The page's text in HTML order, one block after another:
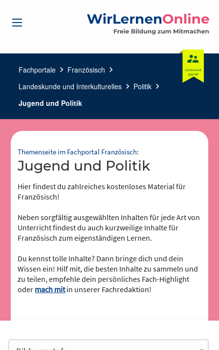
Fachportale chevron_right Französisch chevron_right
Landeskunde und Interkulturelles chevron_right Politik chevron_right
Jugend und Politik
Themenseite im Fachportal Französisch:
Jugend und Politik
Hier findest du zahlreiches kostenloses Material für
Französisch!
Neben sorgfältig ausgewählten Inhalten für jede Art von
Unterricht findest du auch kurzweilige Inhalte für
Französisch zum eigenständigen Lernen.
Du kennst tolle Inhalte? Dann bringe dich und dein
Wissen ein! Hilf mit, die besten Inhalte zu sammeln und
zu teilen, empfehle dein persönliches Fach-Highlight
oder mach mitin unserer Fachredaktion!